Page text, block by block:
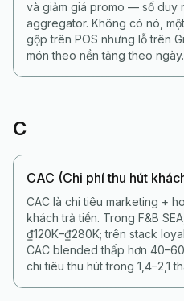
và giảm giá promo — số duy
aggregator. Không có nó,
gộp trên POS nhưng lỗ trên
món theo nền tảng theo ngày.
C
CAC (Chi phí thu hút
CAC là chi tiêu marketing +
khách trả tiền. Trong F&B
₫120K–₫280K; trên stack
CAC blended thấp hơn
chi tiêu thu hút trong 1,4–2,1